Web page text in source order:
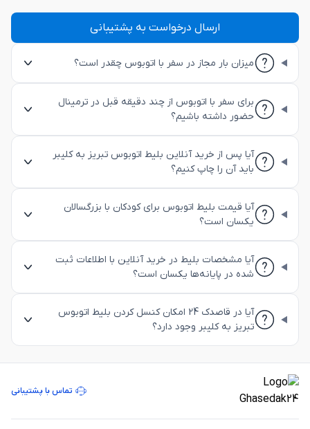
ارسال درخواست به پشتیبانی
میزان بار مجاز در سفر با اتوبوس چقدر است؟
برای سفر با اتوبوس از چند دقیقه قبل در ترمینال
حضور داشته باشیم؟
آیا پس از خرید آنلاین بلیط اتوبوس تبریز به کلیبر
باید آن را چاپ کنیم؟
آیا قیمت بلیط اتوبوس برای کودکان با بزرگسالان
یکسان است؟
آیا مشخصات بلیط در خرید آنلاین با اطلاعات ثبت
شده در پایانه‌ها یکسان است؟
آیا در قاصدک 24 امکان کنسل کردن بلیط اتوبوس
تبریز به کلیبر وجود دارد؟
تماس با پشتیبانی